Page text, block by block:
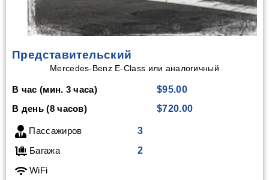
Представительский
Mercedes-Benz E-Class или аналогичный
В час (мин. 3 часа)
$95.00
В день (8 часов)
$720.00
Пассажиров
3
Багажа
2
WiFi